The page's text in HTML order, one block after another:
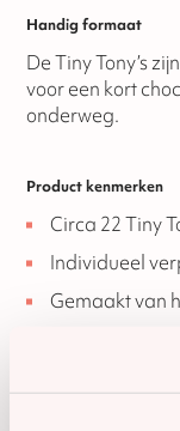
Handig formaat
De Tiny Tony’s
voor een kort
onderweg.
Product kenmerken
Circa 22 Tiny
Individueel
Gemaakt van
Geschikt om